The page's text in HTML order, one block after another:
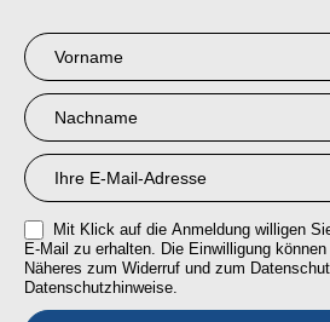
Newsletter
Anmeldung
RMI
Mit Klick auf die Anmeldung willigen
E-Mail zu erhalten. Die Einwilligung
Näheres zum Widerruf und zum
Datenschutzhinweise.